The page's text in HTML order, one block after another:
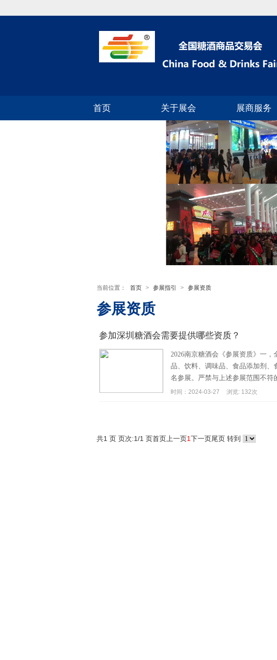
首页 关于展会
2024年深圳糖酒会
参展流程
展区分布
展品范围
参展费用
参展资质
展商服务
展位预定
为何参展
如何选展位
当前位置： 首页 > 参展指引 > 参展资质
参展资质
参加深圳糖酒会需要提供哪些资质？
2026南京糖酒会《参展资质》一
品、饮料、调味品、食品添加剂、
名参展。严禁与上述参展范围不符
时间：2024-03-27 浏览: 132次
共1 页 页次:1/1 页首页 上一页1下一页尾页 转到